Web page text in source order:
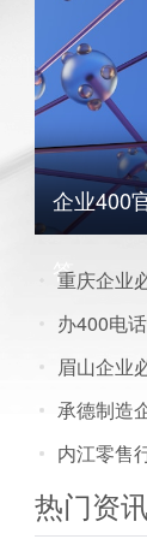
企业400
答
办400电
热门资讯